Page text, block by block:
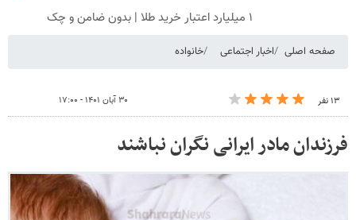
۱ میلیارد اعتبار خرید طلا | بدون ضامن و چک
صفحه اصلی اخبار اجتماعی خانواده
۱۳ نفر ۳۰ آبان ۱۴۰۱ - ۱۷:۰۰
فرزندان مادر ایرانی نگران نباشند